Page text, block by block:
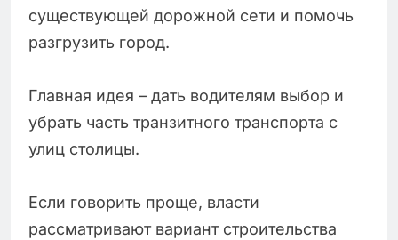
существующей дорожной сети и помочь
разгрузить город.
Главная идея – дать водителям выбор и
убрать часть транзитного транспорта с
улиц столицы.
Если говорить проще, власти
рассматривают вариант строительства